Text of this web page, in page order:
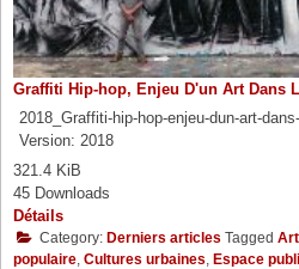
Graffiti Hip-hop, Enjeu D'un Art Dans
2018_Graffiti-hip-hop-enjeu-dun-art-
Version: 2018
321.4 KiB
45 Downloads
Détails
Category: Derniers articles Tagged
populaire Cultures urbaines Espace